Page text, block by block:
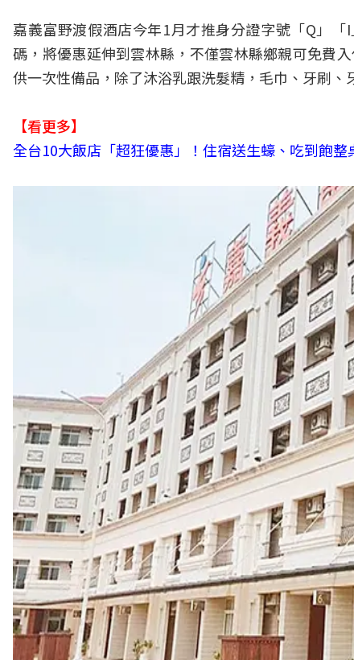
嘉義富野渡假酒店今年1月才推身分證字號「Q」
碼，將優惠延伸到雲林縣，不僅雲林縣鄉親可免費
供一次性備品，除了沐浴乳跟洗髮精，毛巾、牙刷、
【看更多】
全台10大飯店「超狂優惠」！住宿送生蠔、吃到飽